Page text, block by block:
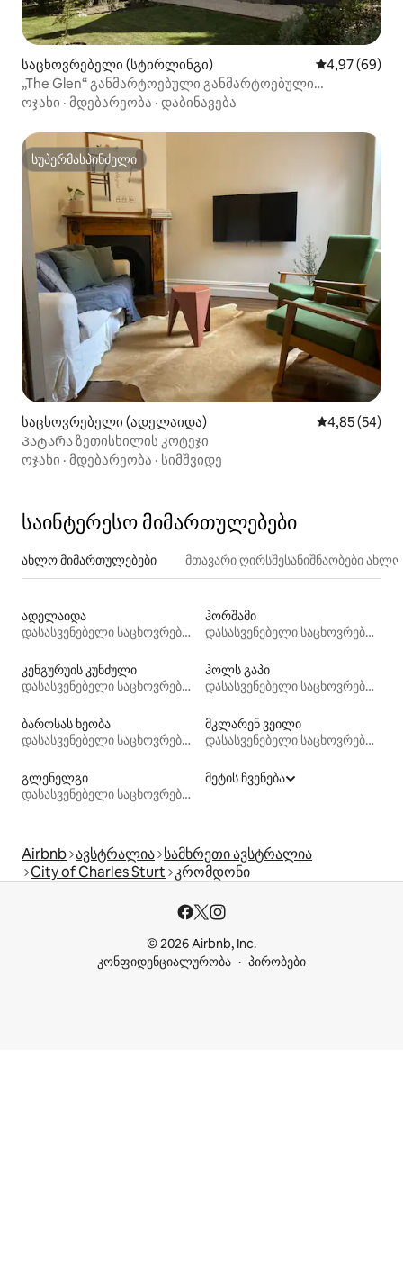
საცხოვრებელი (სტირლინგი) საშუალო
4,97 (69)
„The Glen“ განმარტოებული განმარტოებული
განმარტოება
ოჯახი · მდებარეობა · დაბინავება
სუპერმასპინძელი
სუპერმასპინძელი
საცხოვრებელი (ადელაიდა) საშუალო
4,85 (54)
Პატარა ზეთისხილის კოტეჯი
ოჯახი · მდებარეობა · სიმშვიდე
საინტერესო მიმართულებები
ახლო მიმართულებები მთავარი ღირსშესანიშნაობები
ადელაიდა
დასასვენებელი საცხოვრებლები
ჰორშამი
დასასვენებელი საცხოვრებლები
კენგურუის კუნძული
დასასვენებელი საცხოვრებლები
ჰოლს გაპი
დასასვენებელი საცხოვრებლები
ბაროსას ხეობა
დასასვენებელი საცხოვრებლები
მკლარენ ვეილი
დასასვენებელი საცხოვრებლები
გლენელგი
დასასვენებელი საცხოვრებლები
მეტის ჩვენება
Airbnb ავსტრალია სამხრეთი ავსტრალია
City of Charles Sturt კრომდონი
© 2026 Airbnb, Inc.
კონფიდენციალურობა
პირობები